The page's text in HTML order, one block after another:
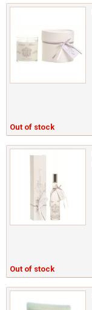
Out of stock
Out of stock